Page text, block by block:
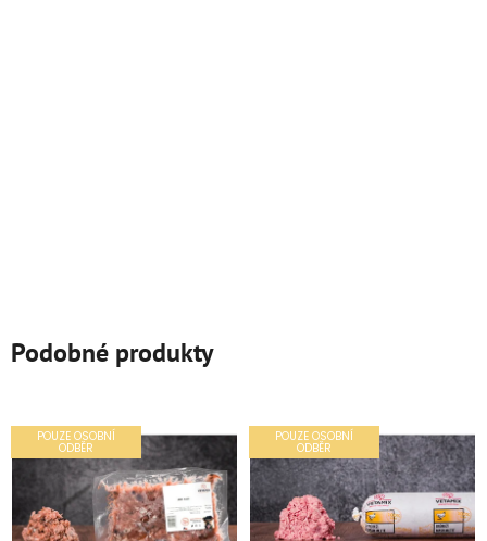
Podobné produkty
POUZE OSOBNÍ
ODBĚR
POUZE OSOBNÍ
ODBĚR